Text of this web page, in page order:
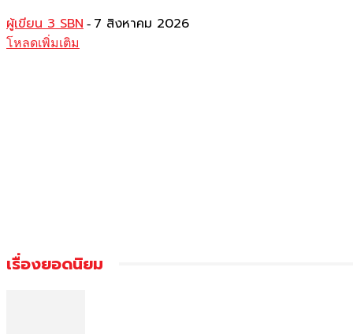
ผู้เขียน 3 SBN - 7 สิงหาคม 2026
โหลดเพิ่มเติม
เรื่องยอดนิยม